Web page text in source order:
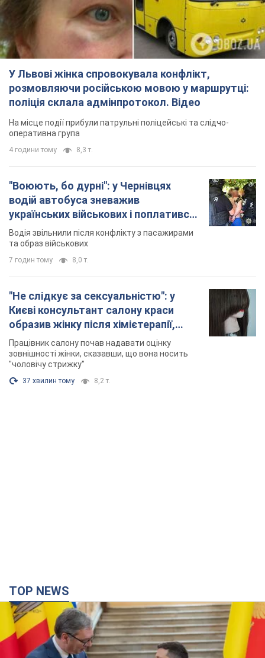
У Львові жінка спровокувала конфлікт,
розмовляючи російською мовою у маршрутці:
поліція склала адмінпротокол. Відео
На місце події прибули патрульні поліцейські та слідчо-
оперативна група
4 години тому 8,3 т.
"Воюють, бо дурні": у Чернівцях
водій автобуса зневажив
українських військових і поплатився.
Відео
Водія звільнили після конфлікту з пасажирами
та образ військових
7 годин тому 8,0 т.
"Не слідкує за сексуальністю": у
Києві консультант салону краси
образив жінку після хімієтерапії,
розгорівся скандал. Фото
Працівник салону почав надавати оцінку
зовнішності жінки, сказавши, що вона носить
"чоловічу стрижку"
37 хвилин тому 8,2 т.
TOP NEWS